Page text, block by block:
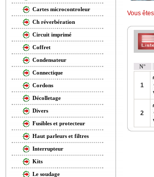
Cartes microcontroleur
Ch réverbération
Circuit imprimé
Coffret
Condensateur
Connectique
Cordons
Décolletage
Divers
Fusibles et protecteur
Haut parleurs et filtres
Interrupteur
Kits
Le soudage
Vous
N°
1
2